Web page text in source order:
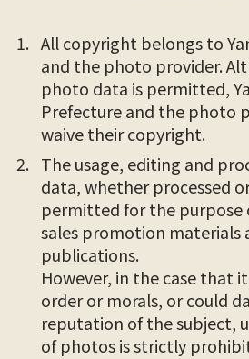
All copyright belongs to
and the photo provider.
photo data is permitted,
Prefecture and the photo
waive their copyright.
The usage, editing and
data, whether processed
permitted for the purpose
sales promotion materials
publications.
However, in the case that
order or morals, or could
reputation of the subject,
of photos is strictly